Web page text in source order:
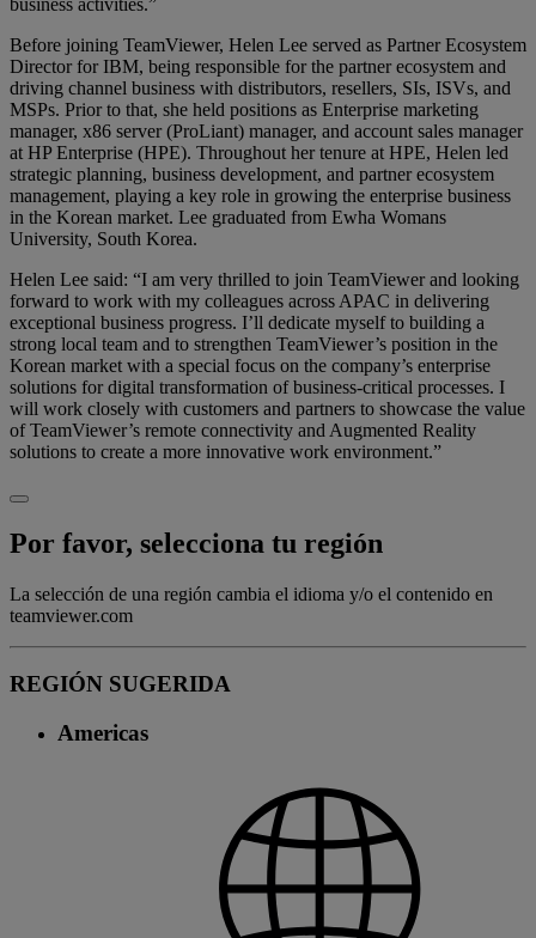
business activities.”
Before joining TeamViewer, Helen Lee served as Partner Ecosystem
Director for IBM, being responsible for the partner ecosystem and
driving channel business with distributors, resellers, SIs, ISVs, and
MSPs. Prior to that, she held positions as Enterprise marketing
manager, x86 server (ProLiant) manager, and account sales manager
at HP Enterprise (HPE). Throughout her tenure at HPE, Helen led
strategic planning, business development, and partner ecosystem
management, playing a key role in growing the enterprise business
in the Korean market. Lee graduated from Ewha Womans
University, South Korea.
Helen Lee said: “I am very thrilled to join TeamViewer and looking
forward to work with my colleagues across APAC in delivering
exceptional business progress. I’ll dedicate myself to building a
strong local team and to strengthen TeamViewer’s position in the
Korean market with a special focus on the company’s enterprise
solutions for digital transformation of business-critical processes. I
will work closely with customers and partners to showcase the value
of TeamViewer’s remote connectivity and Augmented Reality
solutions to create a more innovative work environment.”
Por favor, selecciona tu región
La selección de una región cambia el idioma y/o el contenido en
teamviewer.com
REGIÓN SUGERIDA
Americas